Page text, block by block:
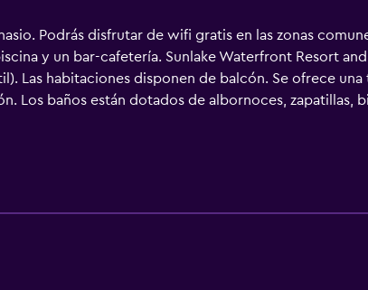
Podrás disfrutar de wifi gratis en las zonas
y un bar-cafetería. Sunlake Waterfront Resort
Las habitaciones disponen de balcón. Se ofrece
Los baños están dotados de albornoces, zapatillas,
wifi gratis con una velocidad de 100 Mbps o
negocios incluyen escritorio y teléfono. Las